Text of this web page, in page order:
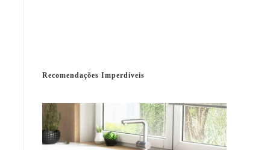
Recomendações Imperdíveis